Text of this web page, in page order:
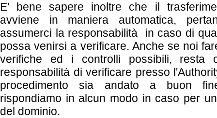
E' bene sapere inoltre che il
avviene in maniera automatica,
assumerci la responsabilità in caso di
possa venirsi a verificare. Anche se noi
verifiche ed i controlli possibili, resta
responsabilità di verificare presso
procedimento sia andato a buon
rispondiamo in alcun modo in caso per
del dominio.